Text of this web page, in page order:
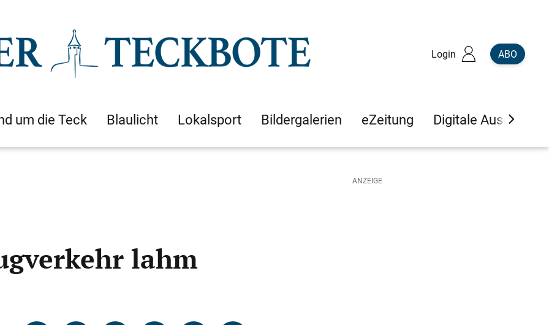
Login ABO
um die Teck Blaulicht Lokalsport Bildergalerien eZeitung Digitale Ausgaben
lahm